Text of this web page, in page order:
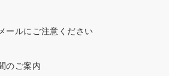
ールにご注意ください
のご案内